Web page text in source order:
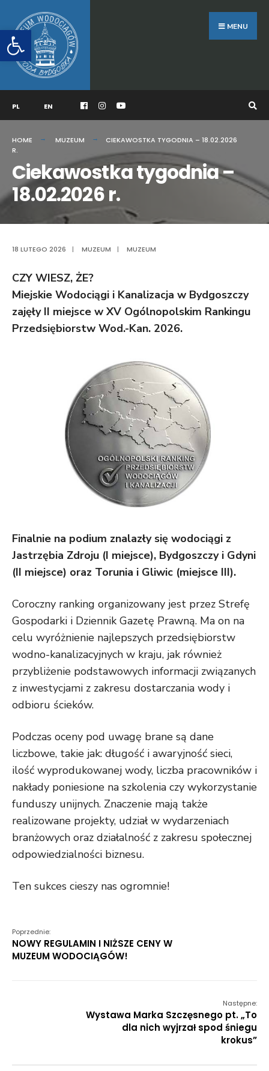
Otwórz pasek narzędzi
to
content
MENU
PL EN
HOME MUZEUM
CIEKAWOSTKA TYGODNIA – 18.02.2026
R.
Ciekawostka tygodnia –
18.02.2026 r.
18 LUTEGO 2026 | MUZEUM | MUZEUM
CZY WIESZ, ŻE?
Miejskie Wodociągi i Kanalizacja w Bydgoszczy
zajęły II miejsce w XV Ogólnopolskim Rankingu
Przedsiębiorstw Wod.-Kan. 2026.
Finalnie na podium znalazły się wodociągi z
Jastrzębia Zdroju (I miejsce), Bydgoszczy i Gdyni
(II miejsce) oraz Torunia i Gliwic (miejsce III).
Coroczny ranking organizowany jest przez Strefę
Gospodarki i Dziennik Gazetę Prawną. Ma on na
celu wyróżnienie najlepszych przedsiębiorstw
wodno-kanalizacyjnych w kraju, jak również
przybliżenie podstawowych informacji związanych
z inwestycjami z zakresu dostarczania wody i
odbioru ścieków.
Podczas oceny pod uwagę brane są dane
liczbowe, takie jak: długość i awaryjność sieci,
ilość wyprodukowanej wody, liczba pracowników i
nakłady poniesione na szkolenia czy wykorzystanie
funduszy unijnych. Znaczenie mają także
realizowane projekty, udział w wydarzeniach
branżowych oraz działalność z zakresu społecznej
odpowiedzialności biznesu.
Ten sukces cieszy nas ogromnie!
Poprzednie:
NOWY REGULAMIN I NIŻSZE CENY W
MUZEUM WODOCIĄGÓW!
Następne:
Wystawa Marka Szczęsnego pt. „To
dla nich wyjrzał spod śniegu
krokus”
for: